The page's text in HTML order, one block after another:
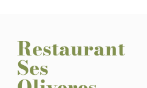
Restaurant
Ses